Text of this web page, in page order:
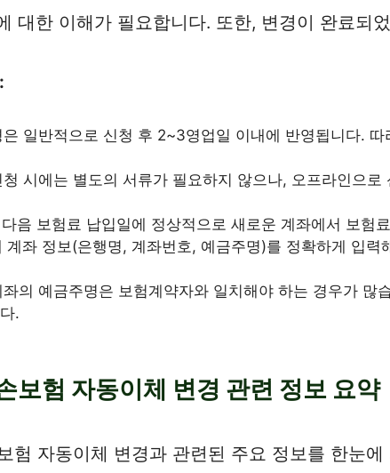
대한 이해가 필요합니다. 또한, 변경이 완료되
일반적으로 신청 후 2~3영업일 이내에 반영됩니다.
시에는 별도의 서류가 필요하지 않으나, 오프라인으
음 보험료 납입일에 정상적으로 새로운 계좌에서 보험
계좌 정보(은행명, 계좌번호, 예금주명)를 정확하게 입
의 예금주명은 보험계약자와 일치해야 하는 경우가
.
보험 자동이체 변경 관련 정보 요약
험 자동이체 변경과 관련된 주요 정보를 한눈